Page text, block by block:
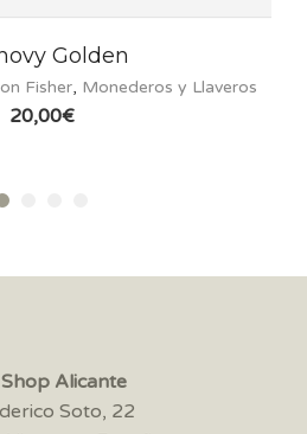
Golden
,Monederos y Llaveros
€
Alicante
Soto, 22